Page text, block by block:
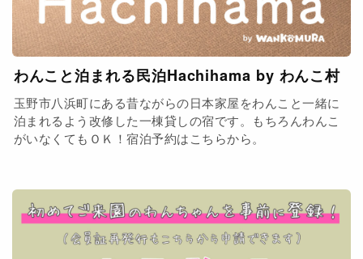
わんこと泊まれる民泊Hachihama by わんこ村
玉野市八浜町にある昔ながらの日本家屋をわんこと一緒に
泊まれるよう改修した一棟貸しの宿です。もちろんわんこ
がいなくてもＯＫ！宿泊予約はこちらから。